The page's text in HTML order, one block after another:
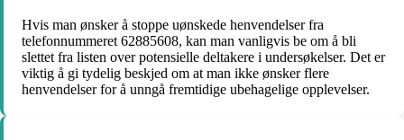
Hvis man ønsker å stoppe uønskede henvendelser fra
telefonnummeret 62885608, kan man vanligvis be om å bli
slettet fra listen over potensielle deltakere i undersøkelser. Det er
viktig å gi tydelig beskjed om at man ikke ønsker flere
henvendelser for å unngå fremtidige ubehagelige opplevelser.